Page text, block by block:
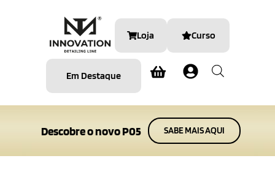
Loja Curso
Em Destaque
Descobre o novo P05 SABE MAIS AQUI